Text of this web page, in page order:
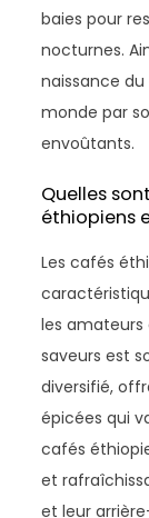
baies pour
nocturnes.
naissance
monde par
envoûtants.
Quelles
éthiopiens
Les cafés
les amateurs
saveurs est
diversifié,
épicées qui
cafés
et
et leur